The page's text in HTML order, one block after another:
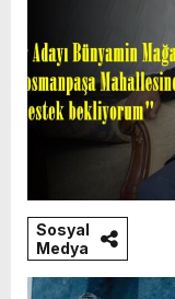
Sosyal
Medya